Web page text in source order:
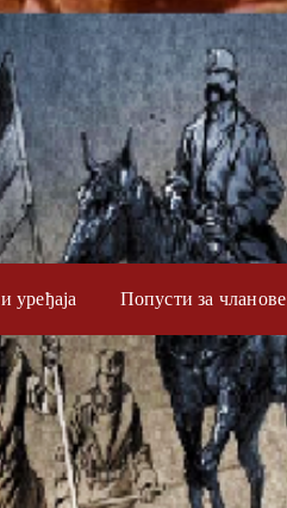
уређаја Попусти за чланове